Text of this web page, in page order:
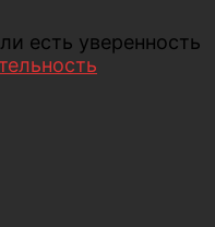
есть уверенность